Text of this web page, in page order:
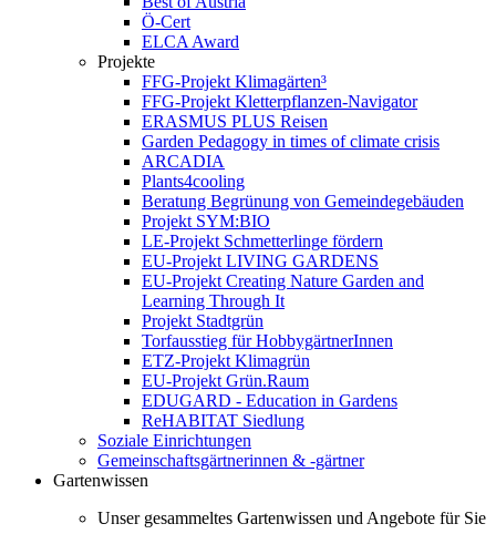
Ö-Cert
ELCA Award
Projekte
FFG-Projekt Klimagärten³
FFG-Projekt Kletterpflanzen-Navigator
ERASMUS PLUS Reisen
Garden Pedagogy in times of climate crisis
ARCADIA
Plants4cooling
Beratung Begrünung von Gemeindegebäuden
Projekt SYM:BIO
LE-Projekt Schmetterlinge fördern
EU-Projekt LIVING GARDENS
EU-Projekt Creating Nature Garden and
Learning Through It
Projekt Stadtgrün
Torfausstieg für HobbygärtnerInnen
ETZ-Projekt Klimagrün
EU-Projekt Grün.Raum
EDUGARD - Education in Gardens
ReHABITAT Siedlung
Soziale Einrichtungen
Gemeinschaftsgärtnerinnen & -gärtner
Gartenwissen
Unser gesammeltes Gartenwissen und Angebote für Sie